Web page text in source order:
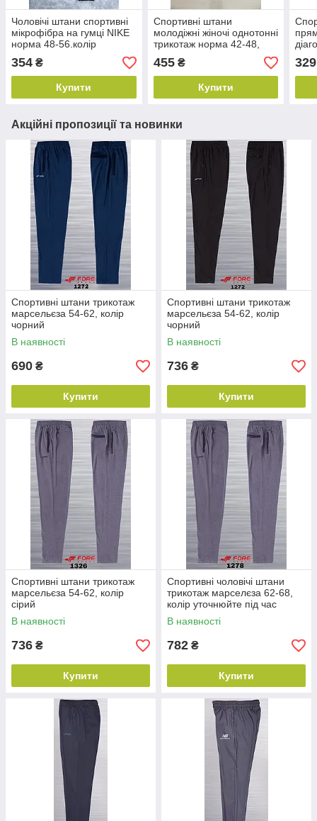
Чоловічі штани спортивні
мікрофібра на гумці NIKE
норма 48-56.колір
уточнюйте під час
замовлення
354 ₴
Купити
Спортивні штани
молодіжні жіночі однотонні
трикотаж норма 42-48,
колір уточнюйте під час
замовлення
455₴
Купити
329
Акційні пропозиції та новинки
Спортивні штани трикотаж
марсельєза 54-62, колір
чорний
В наявності
690 ₴
Купити
Спортивні штани трикотаж
марсельєза 54-62, колір
чорний
В наявності
736 ₴
Купити
Спортивні штани трикотаж
марсельєза 54-62, колір
сірий
В наявності
736 ₴
Купити
Спортивні чоловічі штани
трикотаж марселєза 62-68,
колір уточнюйте під час
замовлення
В наявності
782 ₴
Купити